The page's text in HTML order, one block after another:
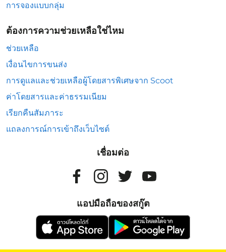
การจองแบบกลุ่ม
ต้องการความช่วยเหลือใช่ไหม
ช่วยเหลือ
เงื่อนไขการขนส่ง
การดูแลและช่วยเหลือผู้โดยสารพิเศษจาก Scoot
ค่าโดยสารและค่าธรรมเนียม
เรียกคืนสัมภาระ
แถลงการณ์การเข้าถึงเว็บไซต์
เชื่อมต่อ
แอปมือถือของสกู๊ต